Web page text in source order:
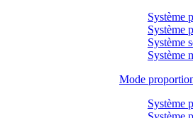
Système
Système
Système
Système
Mode
Système